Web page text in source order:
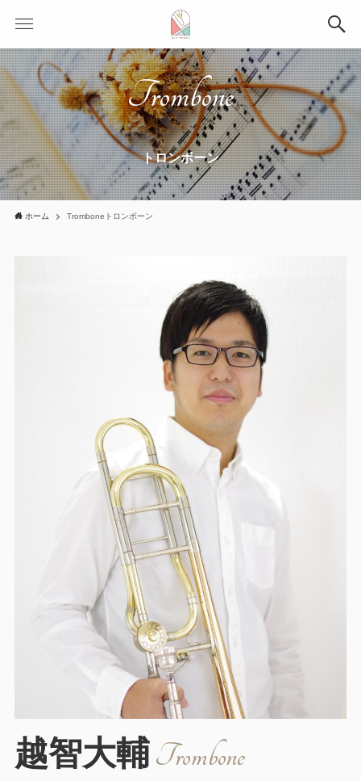
Trombone
トロンボーン
ホーム Tromboneトロンボーン
越智大輔 Trombone